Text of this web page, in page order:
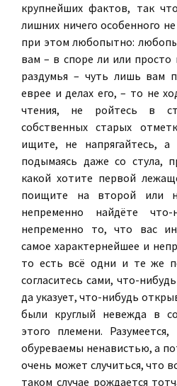
крупнейших фактов, так
лишних ничего особенного
при этом любопытно:
вам – в споре ли или просто
раздумья – чуть лишь вам
еврее и делах его, – то не
чтения, не ройтесь в
собственных старых
ищите, не напрягайтесь,
подымаясь даже со стула,
какой хотите первой
поищите на второй или
непременно найдёте
непременно то, что вас
самое характернейшее и
то есть всё одни и те же
согласитесь сами, что-
да указует, что-нибудь
были круглый невежда в
этого племени.
обуреваемы ненавистью, а
очень может случиться, что
таком случае рождается